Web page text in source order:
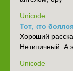
Unicode
Тот, кто
Хороший
Нетипичный. А
Unicode